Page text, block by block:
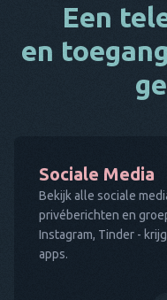
Een
en
Sociale Media
Bekijk alle sociale
privéberichten en
Instagram, Tinder -
apps.